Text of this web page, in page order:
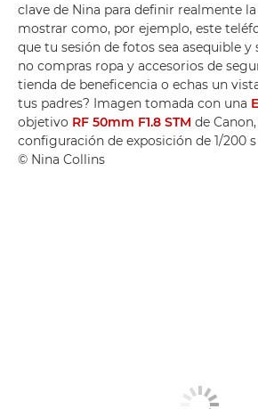
clave de Nina para definir realmente
mostrar como, por ejemplo, este
que tu sesión de fotos sea asequible y
no compras ropa y accesorios de
tienda de beneficencia o echas un
tus padres? Imagen tomada con una
objetivo RF 50mm F1.8 STM de
configuración de exposición de 1/200 s
© Nina Collins